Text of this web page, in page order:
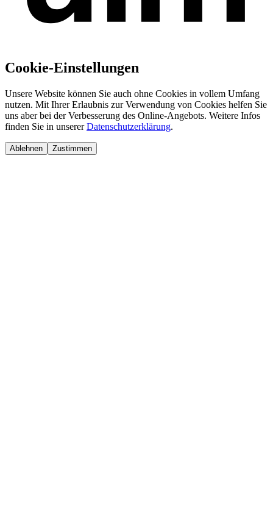
Cookie-Einstellungen
Unsere Website können Sie auch ohne Cookies in vollem Umfang
nutzen. Mit Ihrer Erlaubnis zur Verwendung von Cookies helfen Sie
uns aber bei der Verbesserung des Online-Angebots. Weitere Infos
finden Sie in unsererDatenschutzerklärung.
Ablehnen Zustimmen